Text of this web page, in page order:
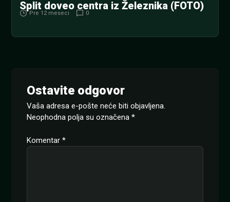
Split doveo centra iz Železnika (FOTO)
Pre 12 meseci 0
Ostavite odgovor
Vaša adresa e-pošte neće biti objavljena.
Neophodna polja su označena *
Komentar *